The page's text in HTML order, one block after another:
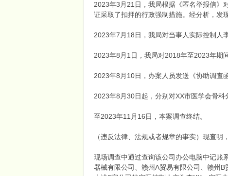
2023年3月21日，我局根据《匿名举报信》
证采取了扣押的行政强制措施。经分析，发
2023年7月18日，我局对当事人实际控制人
2023年8月1日，我局对2018年至2023年期
2023年8月10日，办案人员发送《协助调查
2023年8月30日起，分别对XX市医学会骨科
至2023年11月16日，本案调查终结。
（违反法律、法规或者规章的事实）现查明
现场调查中通过查询该公司办公电脑中记账
器械有限公司、赣州A贸易有限公司、赣州